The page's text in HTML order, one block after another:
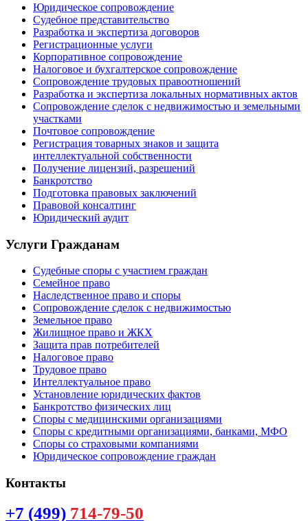
Юридическое сопровождение
Судебное представительство
Разработка и экспертиза договоров
Регистрационные услуги
Корпоративное сопровождение
Налоговое и бухгалтерское сопровождение
Сопровождение трудовых правоотношений
Разработка и экспертиза локальных нормативных актов
Сопровождение сделок с недвижимостью и земельными
участками
Почтовое сопровождение
Регистрация товарных знаков и защита
интеллектуальной собственности
Получение лицензий, разрешений
Банкротство
Подготовка правовых заключений
Правовой консалтинг
Юридический аудит
Услуги Гражданам
Судебные споры с участием граждан
Семейное право
Наследственное право и споры
Сопровождение сделок с недвижимостью
Земельное право
Жилищное право и ЖКХ
Защита прав потребителей
Налоговое право
Трудовое право
Интеллектуальное право
Установление юридических фактов
Банкротство физических лиц
Споры с медицинскими организациями
Споры с кредитными организациями, банками, МФО
Споры со страховыми компаниями
Юридическое сопровождение граждан
Контакты
+7 (499) 714-79-50